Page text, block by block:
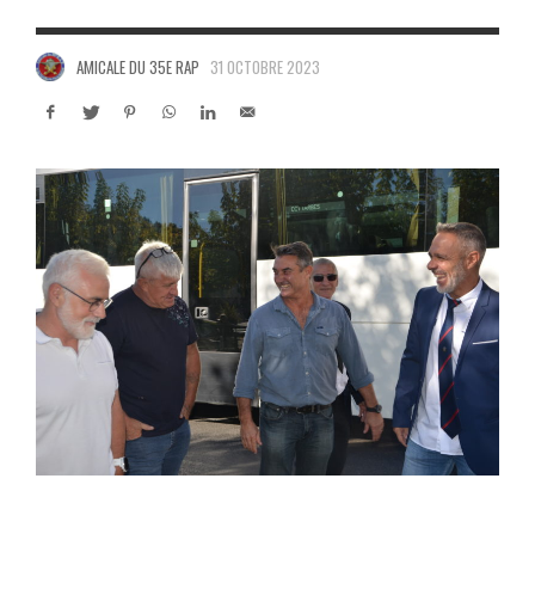
AMICALE DU 35E RAP 31 OCTOBRE 2023